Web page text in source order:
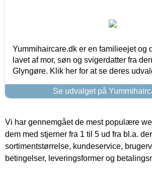
Yummihaircare.dk er en familieejet og
lavet af mor, søn og svigerdatter fra
Glyngøre. Klik her for at se deres
Se udvalget på
Vi har gennemgået de mest populære
dem med stjerner fra 1 til 5 ud fra bl.a.
sortimentstørrelse, kundeservice,
betingelser, leveringsformer og